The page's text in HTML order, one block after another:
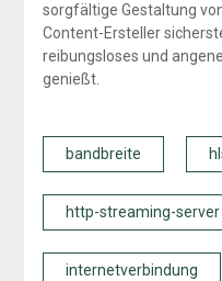
sorgfältige Gestaltung
Content-Ersteller
reibungsloses und
genießt.
bandbreite
http-streaming-server
internetverbindung